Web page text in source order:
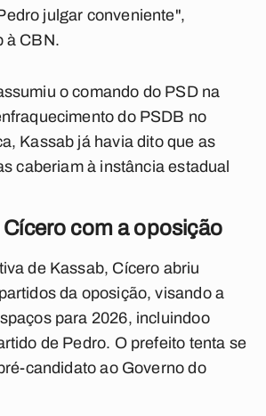
julgar conveniente",
à CBN.
o comando do PSD na
do PSDB no
Kassab já havia dito que as
caberiam à instância estadual
com a oposição
de Kassab, Cícero abriu
da oposição, visando a
para 2026, incluindoo
de Pedro. O prefeito tenta se
candidato ao Governo do